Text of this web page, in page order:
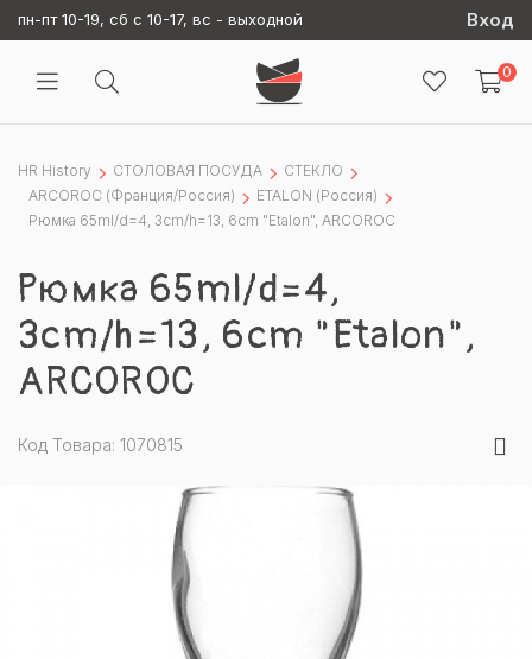
пн-пт 10-19, сб с 10-17, вс - выходной Вход
0
HR History СТОЛОВАЯ ПОСУДА
СТЕКЛО
ARCOROC (Франция/Россия)
ETALON (Россия)
Рюмка 65ml/d=4, 3cm/h=13, 6cm "Etalon", ARCOROC
Рюмка 65ml/d=4,
3cm/h=13, 6cm "Etalon",
ARCOROC
Код Товара: 1070815